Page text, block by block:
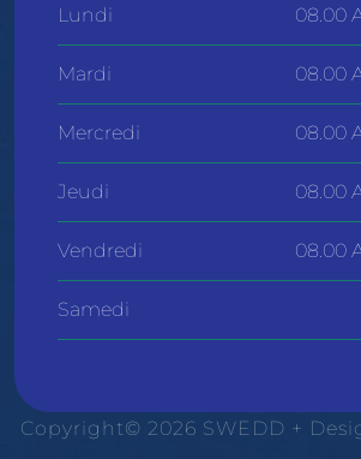
Lundi 08.00
Mardi 08.00
Mercredi 08.00
Jeudi 08.00
Vendredi 08.00
Samedi
Copyright© 2026 SWEDD +